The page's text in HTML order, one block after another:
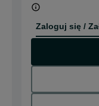
Zaloguj się /